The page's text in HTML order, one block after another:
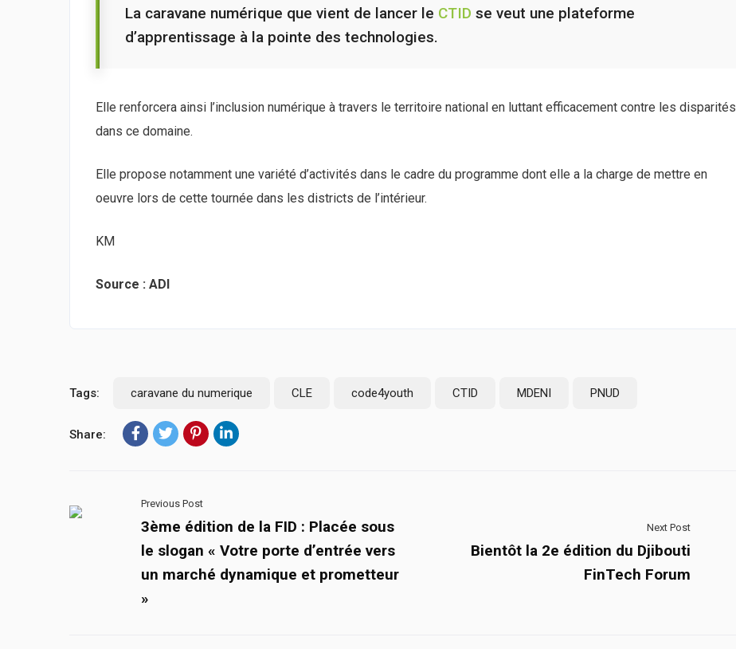
La caravane numérique que vient de lancer le CTID se veut une plateforme
d’apprentissage à la pointe des technologies.
Elle renforcera ainsi l’inclusion numérique à travers le territoire national en luttant efficacement contre les disparités
dans ce domaine.
Elle propose notamment une variété d’activités dans le cadre du programme dont elle a la charge de mettre en
oeuvre lors de cette tournée dans les districts de l’intérieur.
KM
Source : ADI
Tags: caravane du numerique CLE code4youth CTID MDENI PNUD
Share:
Previous Post
3ème édition de la FID : Placée sous
le slogan « Votre porte d’entrée vers
un marché dynamique et prometteur
»
Next Post
Bientôt la 2e édition du Djibouti
FinTech Forum